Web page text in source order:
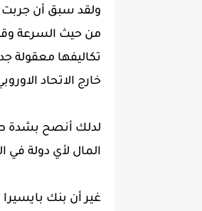
ولقد سبق أن جربت
تكاليفها معقولة
خارج الاتحاد
لدلك أنصح بشدة
المال لأي دولة في
غير أن بنك